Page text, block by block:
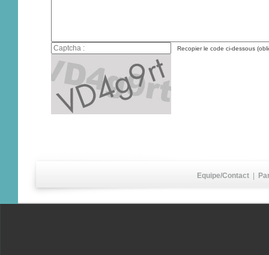
Recopier le code ci-dessous
Equipe/Contact